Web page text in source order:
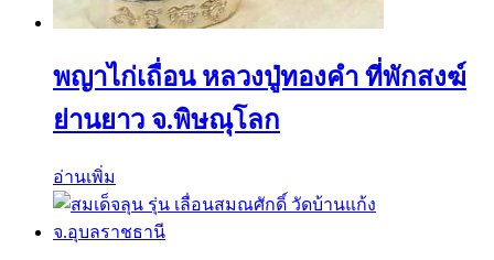
พญาไก่เถื่อน หลวงปู่ทองคำ ที่พักสงฆ์
ย่านยาว จ.พิษณุโลก
อ่านเพิ่ม